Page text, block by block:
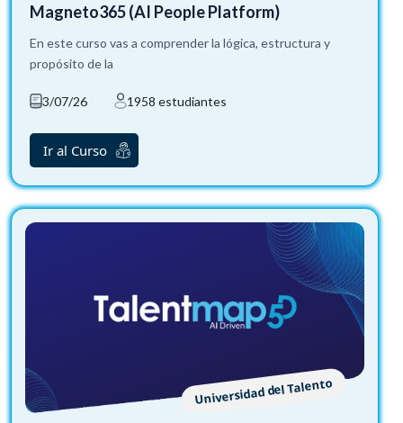
Magneto365 (AI People Platform)
En este curso vas a comprender la lógica, estructura y
propósito de la
3/07/26 1958 estudiantes
Ir al Curso
Universidad del Talento